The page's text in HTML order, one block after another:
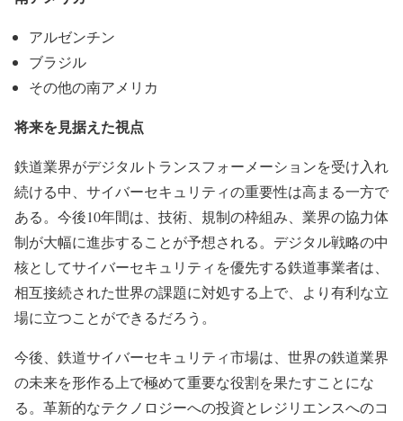
アルゼンチン
ブラジル
その他の南アメリカ
将来を見据えた視点
鉄道業界がデジタルトランスフォーメーションを受け入れ
続ける中、サイバーセキュリティの重要性は高まる一方で
ある。今後10年間は、技術、規制の枠組み、業界の協力体
制が大幅に進歩することが予想される。デジタル戦略の中
核としてサイバーセキュリティを優先する鉄道事業者は、
相互接続された世界の課題に対処する上で、より有利な立
場に立つことができるだろう。
今後、鉄道サイバーセキュリティ市場は、世界の鉄道業界
の未来を形作る上で極めて重要な役割を果たすことにな
る。革新的なテクノロジーへの投資とレジリエンスへのコ